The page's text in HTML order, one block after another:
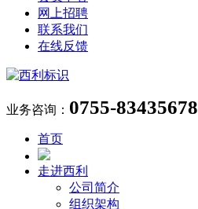
网上招聘
联系我们
在线反馈
业务咨询： 0755-83435678
首页
走进西利
公司简介
组织架构